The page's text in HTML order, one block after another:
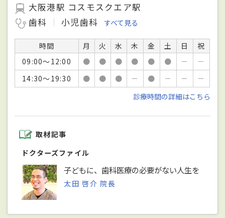
大阪港駅 コスモスクエア駅
歯科
小児歯科 すべて見る
時間 月 火 水 木 金 土 日
祝
09:00～12:00
● ● ● ● ● ● －
－
14:30～19:30
● ● ● － ● － －
－
診療時間の詳細はこちら
取材記事
ドクターズファイル
子どもに、歯科医療の必要がない人生を
太田 啓介 院長